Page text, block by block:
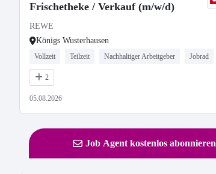
Frischetheke / Verkauf (m/w/d)
REWE
Königs Wusterhausen
Vollzeit Teilzeit Nachhaltiger Arbeitgeber Jobrad
2
05.08.2026
Job Agent kostenlos abonnieren